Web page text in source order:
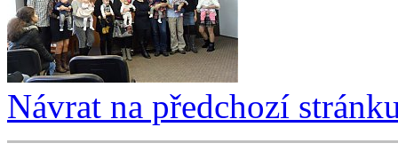
Návrat na předchozí